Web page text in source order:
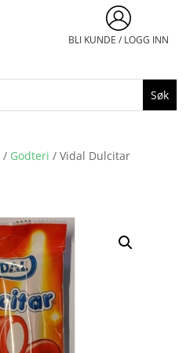
BLI KUNDE / LOGG INN
/ Godteri / Vidal Dulcitar